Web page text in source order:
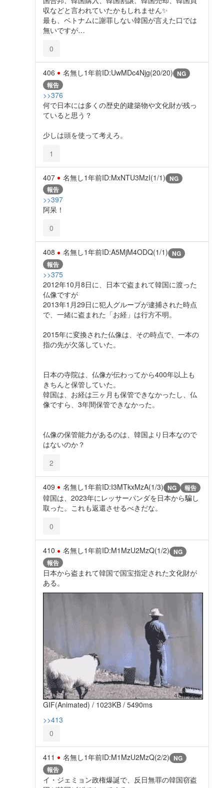
収などと言われていたかもしれません✨️
最も、ベトナムに謝罪しない韓国が言えた口では
無いですが…
0
406 名無し1年前ID:UwMDc4Njg(20/20) NG
報告
>>376
何で日本には多くの歴史的建築物や文化財が残っ
ていると思う？
少しは頭を使って考えろ。
1
407 名無し1年前ID:MxNTU3MzI(1/1) NG
報告
>>397
阿呆！
0
408 名無し1年前ID:A5MjM4ODQ(1/1) NG
報告
>>375
2012年10月8日に、日本で盗まれて韓国に渡った
仏像ですが
2013年1月29日に犯人グループが逮捕された時点
で、一緒に盗まれた「お経」は行方不明。
2015年に変換された仏像は、その時点で、一本の
指の先が欠落していた。
日本の寺院は、仏像が伝わってから400年以上も
きちんと保管していた。
韓国は、お経は三ヶ月も保管できなかったし、仏
像ですら、3年間保管できなかった。
仏像の保管能力があるのは、韓国より日本なので
はないのか？
2
409 名無し1年前ID:I3MTkxMzA(1/3) NG 報告
韓国は、2023年にレッサーパンダを日本から騙し
取った。これも返還させるべきだな。
0
410 名無し1年前ID:M1MzU2MzQ(1/2) NG
報告
日本から盗まれて韓国で国宝指定された文化財が
ある。
GIF(Animated) / 1023KB / 5490ms
>>413
0
411 名無し1年前ID:M1MzU2MzQ(2/2) NG
報告
イ・ジェミョン政権爆誕で、反日無罪の韓国窃盗